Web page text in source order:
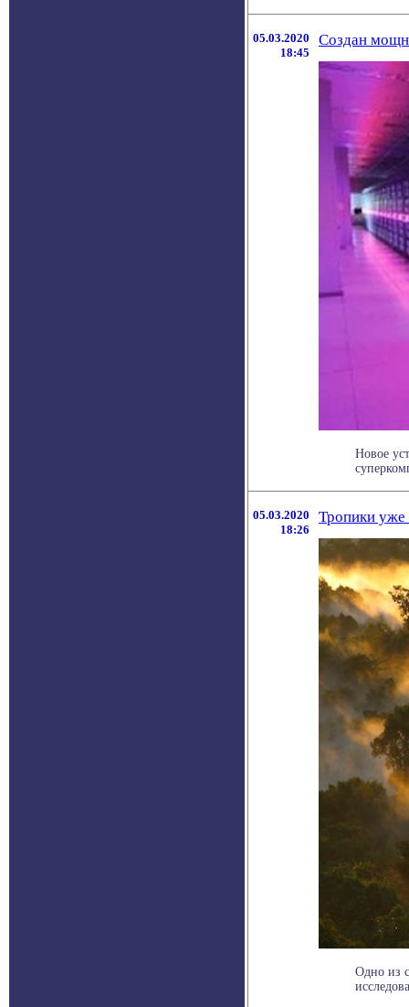
05.03.2020
18:45
Создан
Новое
05.03.2020
18:26
Тропики уже
Одно из